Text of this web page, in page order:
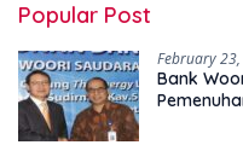
Popular Post
February
Bank